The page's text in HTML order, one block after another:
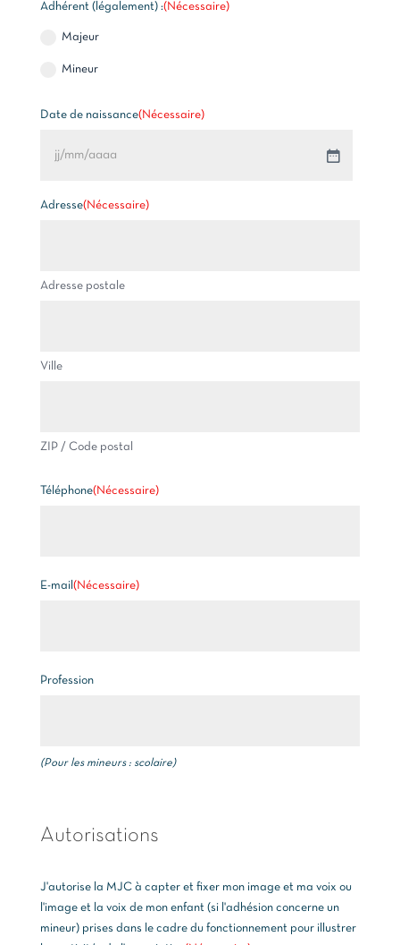
Adhérent (légalement) :(Nécessaire)
Majeur
Mineur
Date de naissance(Nécessaire)
MM
Adresse(Nécessaire)
Adresse postale
Ville
ZIP / Code postal
Téléphone(Nécessaire)
E-mail (Nécessaire)
Profession
(Pour les mineurs : scolaire)
Autorisations
J'autorise la MJC à capter et fixer mon image et ma voix ou
l'image et la voix de mon enfant (si l'adhésion concerne un
mineur) prises dans le cadre du fonctionnement pour illustrer